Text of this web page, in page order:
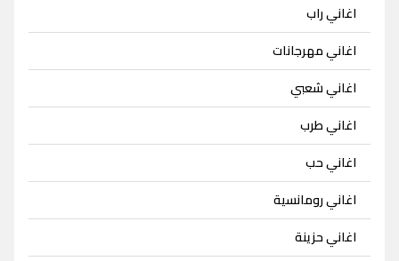
اغاني راب
اغاني مهرجانات
اغاني شعبي
اغاني طرب
اغاني حب
اغاني رومانسية
اغاني حزينة